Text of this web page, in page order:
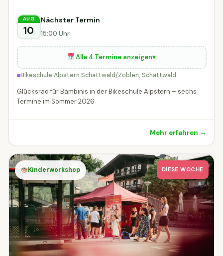
AUG
10
Nächster Termin
15:00 Uhr
Alle 4 Termine anzeigen▾
Bikeschule Alpstern Schattwald/Zöblen, Schattwald
Glücksrad für Bambinis in der Bikeschule Alpstern – sechs
Termine im Sommer 2026
Mehr erfahren →
Kinderworkshop DIESE WOCHE